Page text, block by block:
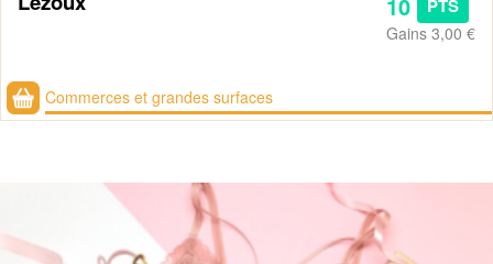
PTS
Gains 3,00 €
Commerces et grandes surfaces